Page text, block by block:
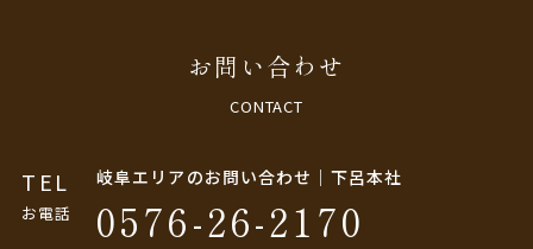
お問い合わせ
CONTACT
TEL
お電話
岐阜エリアのお問い合わせ｜下呂本社
0576-26-2170